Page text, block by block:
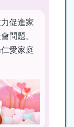
促進家
問題。
愛家庭